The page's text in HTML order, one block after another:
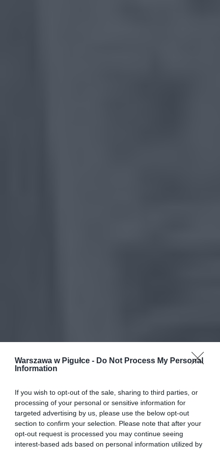
Warszawa w Pigułce - Do Not Process My Personal
Information
If you wish to opt-out of the sale, sharing to third parties, or
processing of your personal or sensitive information for
targeted advertising by us, please use the below opt-out
section to confirm your selection. Please note that after your
opt-out request is processed you may continue seeing
interest-based ads based on personal information utilized by